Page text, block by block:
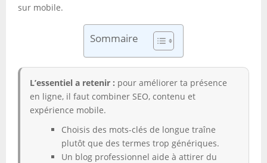
sur mobile.
Sommaire
L’essentiel a retenir : pour améliorer ta présence
en ligne, il faut combiner SEO, contenu et
expérience mobile.
Choisis des mots-clés de longue traîne
plutôt que des termes trop génériques.
Un blog professionnel aide à attirer du